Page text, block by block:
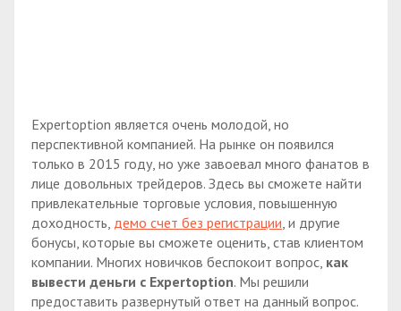
Expertoption является очень молодой, но
перспективной компанией. На рынке он появился
только в 2015 году, но уже завоевал много фанатов в
лице довольных трейдеров. Здесь вы сможете найти
привлекательные торговые условия, повышенную
доходность, демо счет без регистрации , и другие
бонусы, которые вы сможете оценить, став клиентом
компании. Многих новичков беспокоит вопрос, как
вывести деньги с Expertoption. Мы решили
предоставить развернутый ответ на данный вопрос.